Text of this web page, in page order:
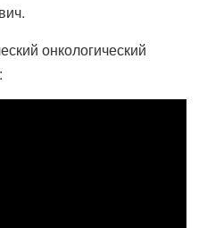
онкологический